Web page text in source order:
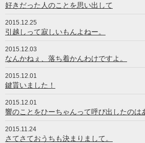
好きだった人のことを思い出して
2015.12.25
引越しって寂しいもんよねー。
2015.12.03
なんかねぇ、落ち着かんわけですよ。
2015.12.01
鍵貰いました！
2015.12.01
響のことをひーちゃんって呼び出したのは
2015.11.24
さてさておうちも決まりまして。